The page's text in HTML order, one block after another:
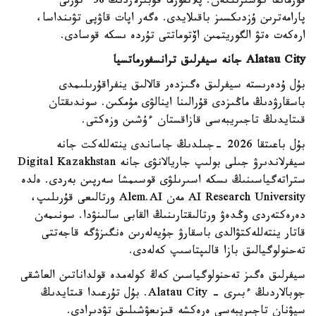
پارامەترىن ۇزدىكسىز باقىلايدى. ەگەر اپات قاۋپى تۋىنداسا،
ارەكەت ەتۋ الگوريتمىن اۆتوماتتى تۇردە ىسكە قوسادى.
Alatau City جانە سيفرلىق ترانسفورماتسيا
بۇل ۇدەرىستە سيفرلىق ەگىزدەر قالالىق ينفراقۇرىلىمدى
باسقارۋدىڭ ماڭىزدى قۇرالىنا اينالۋى مۇمكىن. سوندىقتان
قىتايدىڭ تاجىريبەسى قازاقستان ءۇشىن وزەكتى.
بۇل باعىتقا 2026 -جىلدىڭ جاساندى ينتەللەكت جانە
سيفرلاندىرۋ جىلى بولىپ جاريالانۋى جانە Digital Kazakhstan
ستراتەگياسىنىڭ ىسكە اسىرىلۋى قوسىمشا سەرپىن بەردى. ەلدە
AI Research University مەن Alem.AI ورتالىعى قۇرىلىپ،
دەرەكتەردى وڭدەۋ ورتالىقتارىنىڭ القابى سالىنۋدا. سونىمەن
قاتار ينتەللەكتۋالدى باسقارۋ جۇيەلەرىن ەنگىزۋگە قاجەتتى
تەحنولوگيالىق بازا قالىپتاسىپ كەلەدى.
سيفرلىق ەگىز تەحنولوگياسىن كەڭ كولەمدە قولداناتىن العاشقى
جوبالاردىڭ ءبىرى - Alatau City. بۇل تۇرعىدا قىتايدىڭ
سيۋنان تاجىريبەسى ەرەكشە قىزىعۋشىلىق تۋدىرادى.